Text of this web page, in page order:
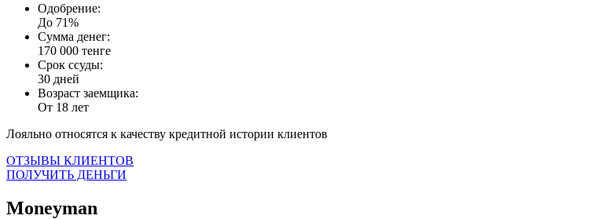
Одобрение:
До 71%
Сумма денег:
170 000 тенге
Срок ссуды:
30 дней
Возраст заемщика:
От 18 лет
Лояльно относятся к качеству кредитной истории клиентов
ОТЗЫВЫ КЛИЕНТОВ
ПОЛУЧИТЬ ДЕНЬГИ
Moneyman